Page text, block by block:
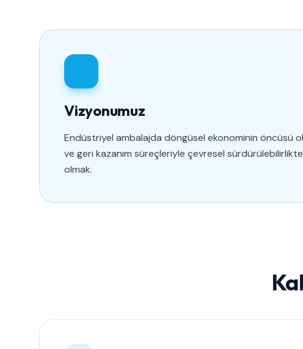
Vizyonumuz
Endüstriyel ambalajda döngüsel ekonominin öncüsü
ve geri kazanım süreçleriyle çevresel
olmak.